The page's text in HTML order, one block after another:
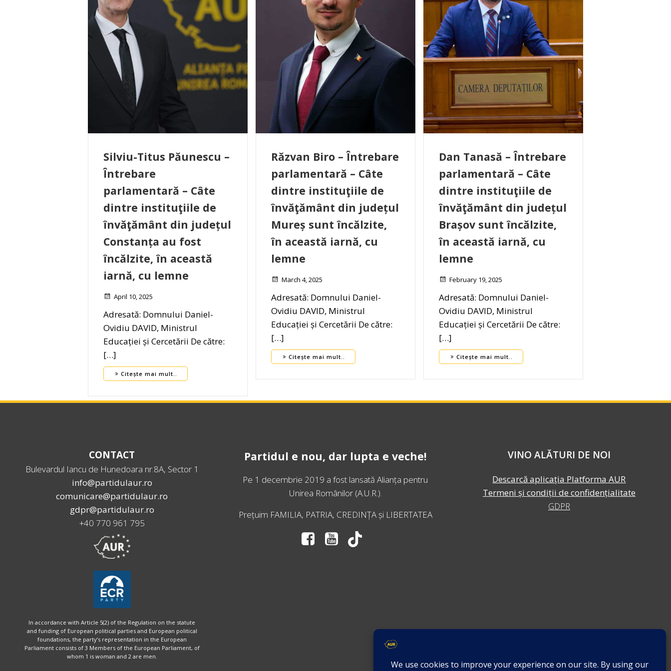
Silviu-Titus Păunescu –
Întrebare
parlamentară – Câte
dintre instituţiile de
învăţământ din județul
Constanța au fost
încălzite, în această
iarnă, cu lemne
April 10, 2025
Adresată: Domnului Daniel-
Ovidiu DAVID, Ministrul
Educației și Cercetării De către:
[…]
Citește mai mult..
Răzvan Biro – Întrebare
parlamentară – Câte
dintre instituţiile de
învăţământ din județul
Mureș sunt încălzite,
în această iarnă, cu
lemne
March 4, 2025
Adresată: Domnului Daniel-
Ovidiu DAVID, Ministrul
Educației și Cercetării De către:
[…]
Citește mai mult..
Dan Tanasă – Întrebare
parlamentară – Câte
dintre instituţiile de
învăţământ din județul
Brașov sunt încălzite,
în această iarnă, cu
lemne
February 19, 2025
Adresată: Domnului Daniel-
Ovidiu DAVID, Ministrul
Educației și Cercetării De către:
[…]
Citește mai mult..
CONTACT
Bulevardul Iancu de Hunedoara nr.8A, Sector 1
info@partidulaur.ro
comunicare@partidulaur.ro
gdpr@partidulaur.ro
+40 770 961 795
In accordance with Article 5(2) of the Regulation on the statute
and funding of European political parties and European political
foundations, the party’s representation in the European
Parliament consists of 3 Members of the European Parliament, of
whom 1 is woman and 2 are men.
Partidul e nou, dar lupta e veche!
Pe 1 decembrie 2019 a fost lansatăAlianța pentru
Unirea Românilor(A.U.R.).
Prețuim FAMILIA, PATRIA, CREDINȚA și LIBERTATEA
VINO ALĂTURI DE NOI
Descarcă aplicația Platforma AUR
Termeni și condiții de confidențialitate
GDPR